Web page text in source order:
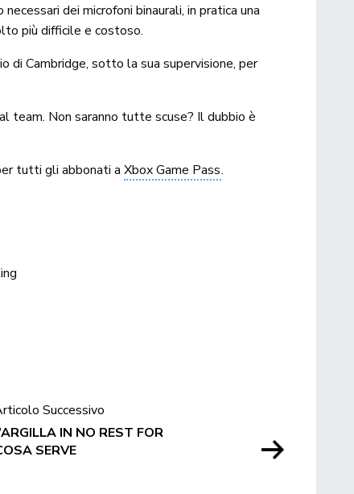
dei microfoni binaurali, in pratica una
più difficile e costoso.
di Cambridge, sotto la sua supervisione, per
team. Non saranno tutte scuse? Il dubbio è
tutti gli abbonati aXbox Game Pass.
Successivo
IN NO REST FOR
SERVE